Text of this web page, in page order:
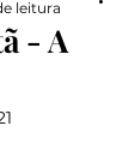
- A
leitura